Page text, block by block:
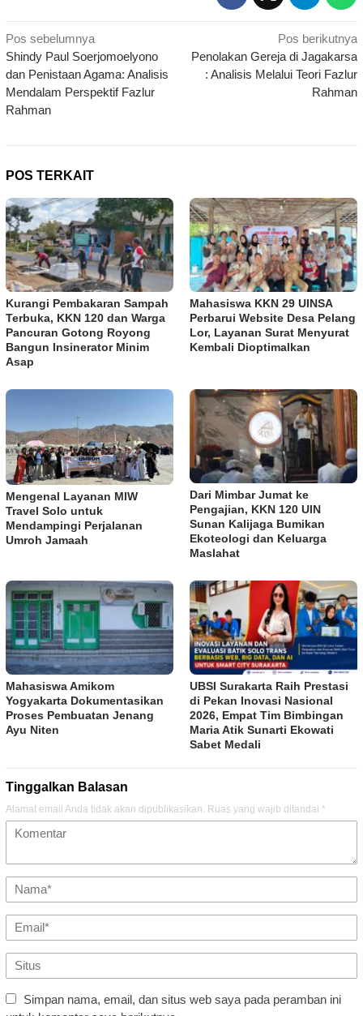
Navigasi
pos
Pos sebelumnya
Shindy Paul Soerjomoelyono
dan Penistaan Agama: Analisis
Mendalam Perspektif Fazlur
Rahman
Pos berikutnya
Penolakan Gereja di Jagakarsa
: Analisis Melalui Teori Fazlur
Rahman
POS TERKAIT
Kurangi Pembakaran Sampah
Terbuka, KKN 120 dan Warga
Pancuran Gotong Royong
Bangun Insinerator Minim
Asap
Mahasiswa KKN 29 UINSA
Perbarui Website Desa Pelang
Lor, Layanan Surat Menyurat
Kembali Dioptimalkan
Mengenal Layanan MIW
Travel Solo untuk
Mendampingi Perjalanan
Umroh Jamaah
Dari Mimbar Jumat ke
Pengajian, KKN 120 UIN
Sunan Kalijaga Bumikan
Ekoteologi dan Keluarga
Maslahat
Mahasiswa Amikom
Yogyakarta Dokumentasikan
Proses Pembuatan Jenang
Ayu Niten
UBSI Surakarta Raih Prestasi
di Pekan Inovasi Nasional
2026, Empat Tim Bimbingan
Maria Atik Sunarti Ekowati
Sabet Medali
Tinggalkan Balasan
Alamat email Anda tidak akan dipublikasikan. Ruas yang wajib ditandai *
Simpan nama, email, dan situs web saya pada peramban ini